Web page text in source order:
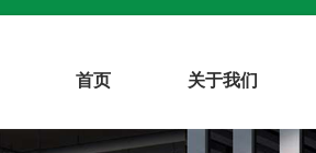
首页 关于我们